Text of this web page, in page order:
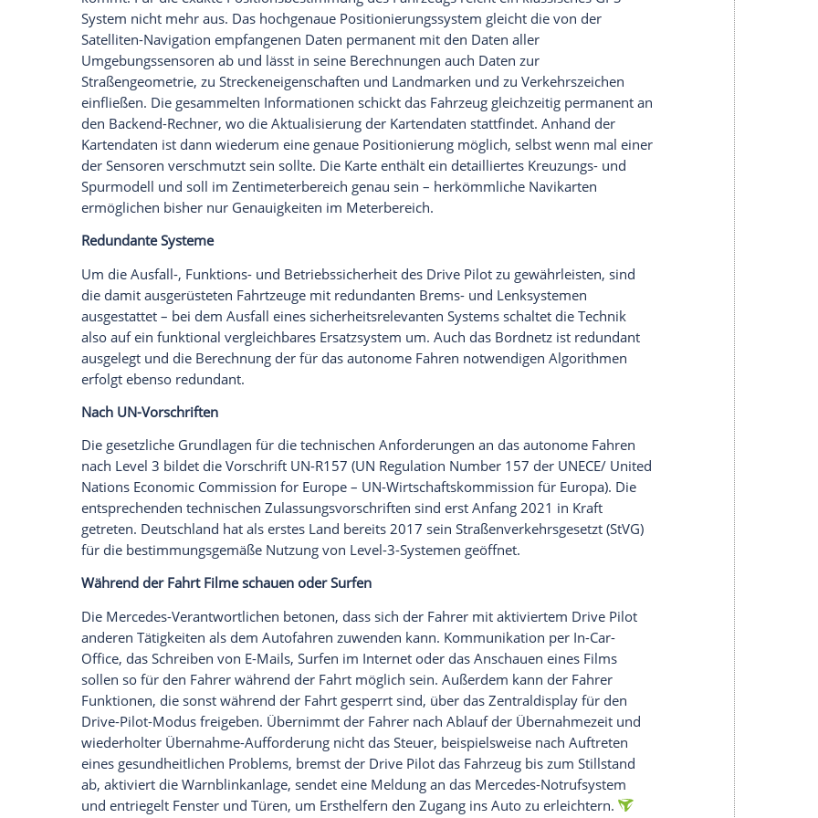
Geschwindigkeit, den Abstand zum Vordermann und das Halten der Spur. Auch
Ausweichmanöver innerhalb der Spur, beispielsweise wenn ein anderen Fahrzeug ein
Stück auf die Spur des Mercedes gefahren ist, beherrscht die Technik. Autonome
Spurwechsel sind aktuell gesetzlich nicht erlaubt.
Als Basis für das autonome Fahren nach Level 3 dient die Umfeldsensorik des
Fahrassistenzpakets, zu der auch die Verkehrszeichen-Erkennung gehört. Hinzu kommt
eine Lidar-System (Light detection and ranging – optische Abstands- und
Geschwindigkeitsmessung per Laser), das die Mercedes-Verantwortlichen beim
autonomen Fahren für unerlässlich halten. Zum Vergleich: Tesla Chef Elon Musk testet
zwar ebenfalls Lidar-Systeme, hat allerdings behauptet, dass er Lidar für die autonomen
Fähigkeiten seiner Autos nicht braucht. Lidar sei zu teuer und Tesla bekomme die Sensorik
auch mit Kamerabildern hin. Mercedes verbaut zusätzlich zu den herkömmlichen Sensoren
und dem Lidar noch eine Heckscheiben-Kamera, Mikrofone zum Erkennen von
Schallsignalen von Sondereinsatz-Fahrzeugen und einen Nässe-Sensor im Radkasten.
Hochauflösende 3D-Karte und Backend-Rechner
Eine weitere wichtige Grundlage des Drive Pilot ist eine permanent geupdatete
hochauflösende dreidimensionale Karte, die über eine Backend-Anbindung ins Fahrzeug
kommt. Für die exakte Positionsbestimmung des Fahrzeugs reicht ein klassisches GPS-
System nicht mehr aus. Das hochgenaue Positionierungssystem gleicht die von der
Satelliten-Navigation empfangenen Daten permanent mit den Daten aller
Umgebungssensoren ab und lässt in seine Berechnungen auch Daten zur
Straßengeometrie, zu Streckeneigenschaften und Landmarken und zu Verkehrszeichen
einfließen. Die gesammelten Informationen schickt das Fahrzeug gleichzeitig permanent an
den Backend-Rechner, wo die Aktualisierung der Kartendaten stattfindet. Anhand der
Kartendaten ist dann wiederum eine genaue Positionierung möglich, selbst wenn mal einer
der Sensoren verschmutzt sein sollte. Die Karte enthält ein detailliertes Kreuzungs- und
Spurmodell und soll im Zentimeterbereich genau sein – herkömmliche Navikarten
ermöglichen bisher nur Genauigkeiten im Meterbereich.
Redundante Systeme